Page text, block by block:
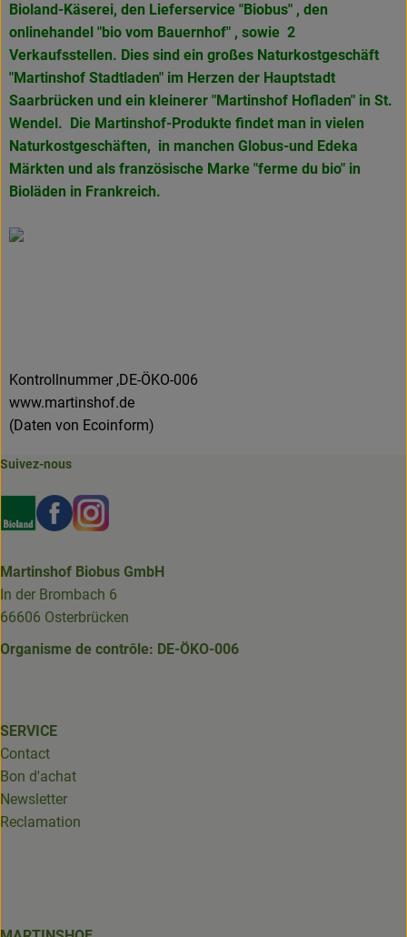
Bioland-Käserei, den Lieferservice "Biobus" , den
onlinehandel "bio vom Bauernhof" , sowie 2
Verkaufsstellen. Dies sind ein großes Naturkostgeschäft
"Martinshof Stadtladen" im Herzen der Hauptstadt
Saarbrücken und ein kleinerer "Martinshof Hofladen" in St.
Wendel. Die Martinshof-Produkte findet man in vielen
Naturkostgeschäften, in manchen Globus-und Edeka
Märkten und als französische Marke "ferme du bio" in
Bioläden in Frankreich.
Kontrollnummer ,DE-ÖKO-006
www.martinshof.de
(Daten von Ecoinform)
Suivez-nous
Externer Link zu https://www.bioland.de/verbraucher
Externer Link zu https://www.facebook.com/
Externer Link zu https://www.instagram.com/
Martinshof Biobus GmbH
In der Brombach 6
66606 Osterbrücken
Organisme de contrôle: DE-ÖKO-006
SERVICE
Contact
Bon d'achat
Newsletter
Reclamation